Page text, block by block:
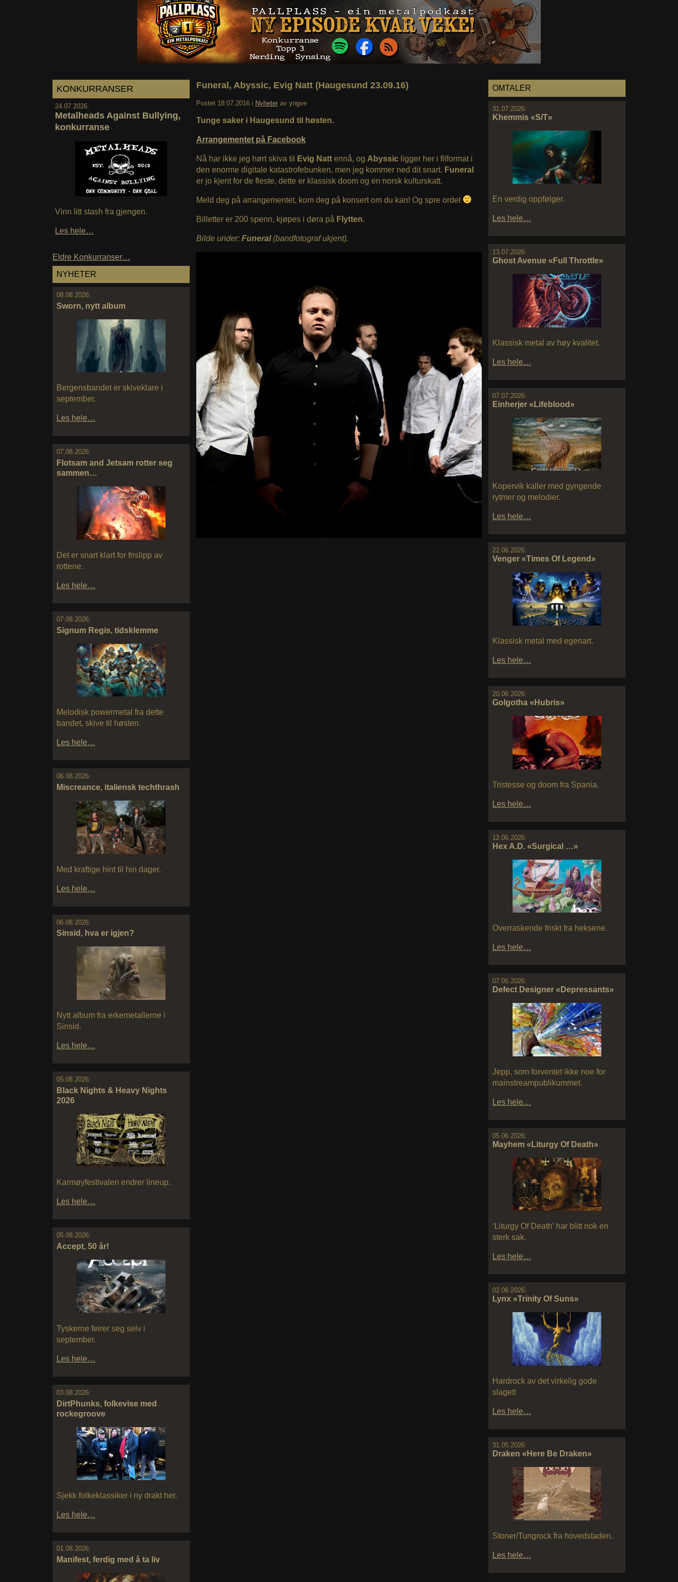
KONKURRANSER
24.07.2026:
Metalheads Against Bullying,
konkurranse
Vinn litt stash fra gjengen.
Les hele…
Eldre Konkurranser…
NYHETER
08.08.2026:
Sworn, nytt album
Bergensbandet er skiveklare i
september.
Les hele…
07.08.2026:
Flotsam and Jetsam rotter seg
sammen…
Det er snart klart for frislipp av
rottene.
Les hele…
07.08.2026:
Signum Regis, tidsklemme
Melodisk powermetal fra dette
bandet, skive til høsten.
Les hele…
06.08.2026:
Miscreance, italiensk techthrash
Med kraftige hint til hin dager.
Les hele…
06.08.2026:
Sinsid, hva er igjen?
Nytt album fra erkemetallerne i
Sinsid.
Les hele…
05.08.2026:
Black Nights & Heavy Nights
2026
Karmøyfestivalen endrer lineup.
Les hele…
05.08.2026:
Accept, 50 år!
Tyskerne feirer seg selv i
september.
Les hele…
03.08.2026:
DirtPhunks, folkevise med
rockegroove
Sjekk folkeklassiker i ny drakt her.
Les hele…
01.08.2026:
Manifest, ferdig med å ta liv
OMTALER
31.07.2026:
Khemmis «S/T»
En verdig oppfølger.
Les hele…
13.07.2026:
Ghost Avenue «Full Throttle»
Klassisk metal av høy kvalitet.
Les hele…
07.07.2026:
Einherjer «Lifeblood»
Kopervik kaller med gyngende
rytmer og melodier.
Les hele…
22.06.2026:
Venger «Times Of Legend»
Klassisk metal med egenart.
Les hele…
20.06.2026:
Golgotha «Hubris»
Tristesse og doom fra Spania.
Les hele…
12.06.2026:
Hex A.D. «Surgical …»
Overraskende friskt fra heksene.
Les hele…
07.06.2026:
Defect Designer «Depressants»
Jepp, som forventet ikke noe for
mainstreampublikummet.
Les hele…
05.06.2026:
Mayhem «Liturgy Of Death»
‘Liturgy Of Death’ har blitt nok en
sterk sak.
Les hele…
02.06.2026:
Lynx «Trinity Of Suns»
Hardrock av det virkelig gode
slaget!
Les hele…
31.05.2026:
Draken «Here Be Draken»
Stoner/Tungrock fra hovedstaden.
Les hele…
Funeral, Abyssic, Evig Natt (Haugesund 23.09.16)
Postet 18.07.2016 i Nyheter av yngve
Tunge saker i Haugesund til høsten.
Arrangementet på Facebook
Nå har ikke jeg hørt skiva til Evig Natt ennå, og Abyssic ligger her i filformat i
den enorme digitale katastrofebunken, men jeg kommer ned dit snart. Funeral
er jo kjent for de fleste, dette er klassisk doom og en norsk kulturskatt.
Meld deg på arrangementet, kom deg på konsert om du kan! Og spre ordet
Billetter er 200 spenn, kjøpes i døra på Flytten.
Bilde under: Funeral(bandfotograf ukjent).